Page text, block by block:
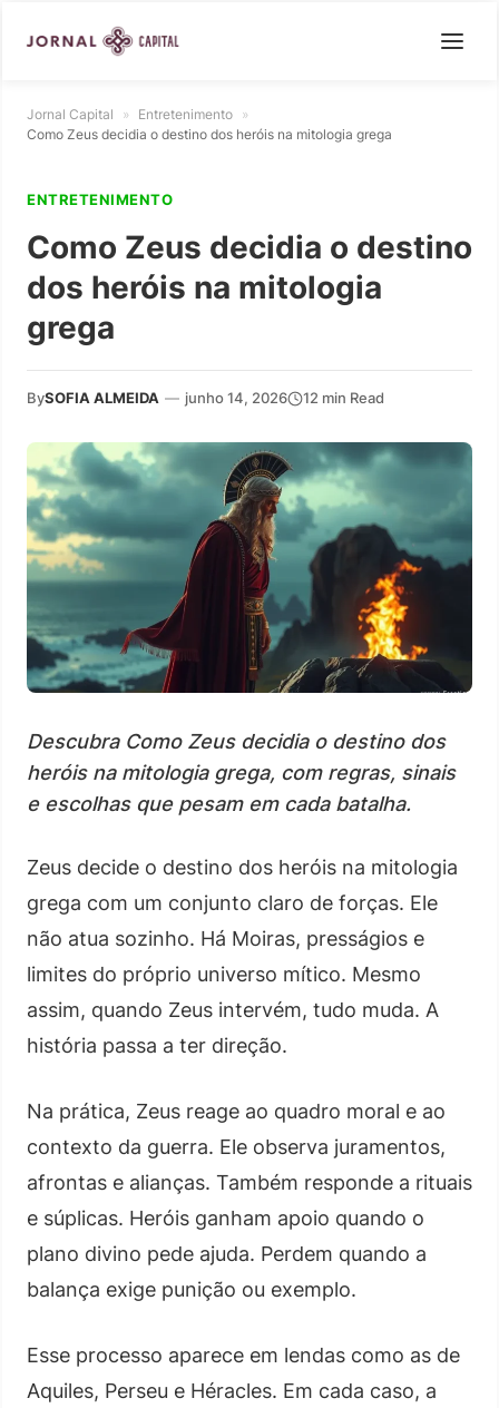
Jornal Capital » Entretenimento »
Como Zeus decidia o destino dos heróis na mitologia grega
ENTRETENIMENTO
Como Zeus decidia o destino
dos heróis na mitologia
grega
BySOFIA ALMEIDA — junho 14, 2026 12 min Read
Descubra Como Zeus decidia o destino dos
heróis na mitologia grega, com regras, sinais
e escolhas que pesam em cada batalha.
Zeus decide o destino dos heróis na mitologia
grega com um conjunto claro de forças. Ele
não atua sozinho. Há Moiras, presságios e
limites do próprio universo mítico. Mesmo
assim, quando Zeus intervém, tudo muda. A
história passa a ter direção.
Na prática, Zeus reage ao quadro moral e ao
contexto da guerra. Ele observa juramentos,
afrontas e alianças. Também responde a rituais
e súplicas. Heróis ganham apoio quando o
plano divino pede ajuda. Perdem quando a
balança exige punição ou exemplo.
Esse processo aparece em lendas como as de
Aquiles, Perseu e Héracles. Em cada caso, a